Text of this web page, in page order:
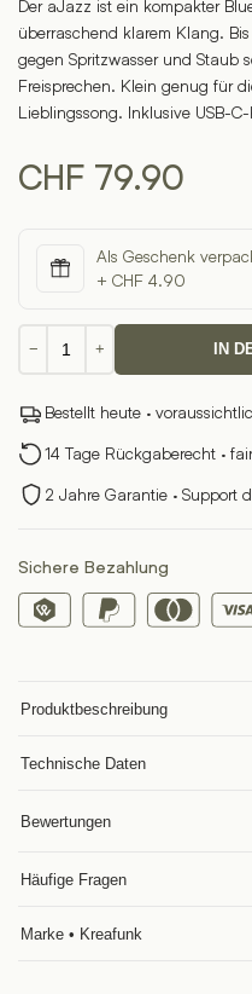
5
based
1
customer
Der aJazz ist ein kompakter
überraschend klarem Klang.
gegen Spritzwasser und Staub
Freisprechen. Klein genug für
Lieblingssong. Inklusive USB-
CHF 79.90
Als Geschenk
+ CHF 4.90
−
Menge
+ IN
Bestellt heute ·
14 Tage Rückgaberecht ·
2 Jahre Garantie · Support
Sichere Bezahlung
Produktbeschreibung
Technische Daten
Bewertungen
Häufige Fragen
Marke • Kreafunk